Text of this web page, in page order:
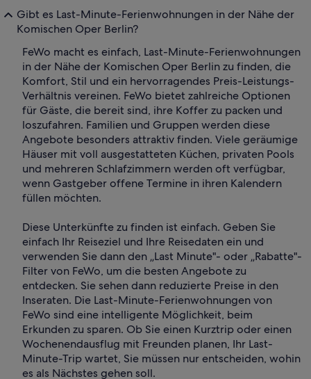
Gibt es Last-Minute-Ferienwohnungen in der Nähe der
Komischen Oper Berlin?
FeWo macht es einfach, Last-Minute-Ferienwohnungen
in der Nähe der Komischen Oper Berlin zu finden, die
Komfort, Stil und ein hervorragendes Preis-Leistungs-
Verhältnis vereinen. FeWo bietet zahlreiche Optionen
für Gäste, die bereit sind, ihre Koffer zu packen und
loszufahren. Familien und Gruppen werden diese
Angebote besonders attraktiv finden. Viele geräumige
Häuser mit voll ausgestatteten Küchen, privaten Pools
und mehreren Schlafzimmern werden oft verfügbar,
wenn Gastgeber offene Termine in ihren Kalendern
füllen möchten.
Diese Unterkünfte zu finden ist einfach. Geben Sie
einfach Ihr Reiseziel und Ihre Reisedaten ein und
verwenden Sie dann den „Last Minute"- oder „Rabatte"-
Filter von FeWo, um die besten Angebote zu
entdecken. Sie sehen dann reduzierte Preise in den
Inseraten. Die Last-Minute-Ferienwohnungen von
FeWo sind eine intelligente Möglichkeit, beim
Erkunden zu sparen. Ob Sie einen Kurztrip oder einen
Wochenendausflug mit Freunden planen, Ihr Last-
Minute-Trip wartet, Sie müssen nur entscheiden, wohin
es als Nächstes gehen soll.